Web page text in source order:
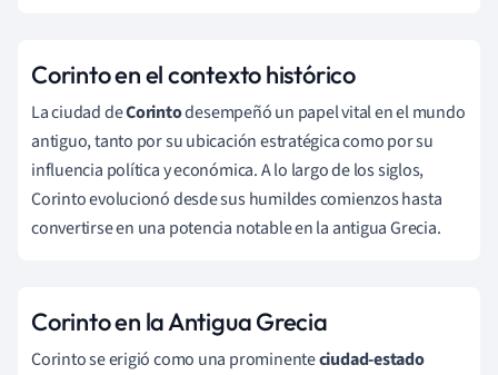
Corinto en el contexto histórico
La ciudad deCorintodesempeñó un papel vital en el mundo
antiguo, tanto por su ubicación estratégica como por su
influencia política y económica. A lo largo de los siglos,
Corinto evolucionó desde sus humildes comienzos hasta
convertirse en una potencia notable en la antigua Grecia.
Corinto en la Antigua Grecia
Corinto se erigió como una prominenteciudad-estado